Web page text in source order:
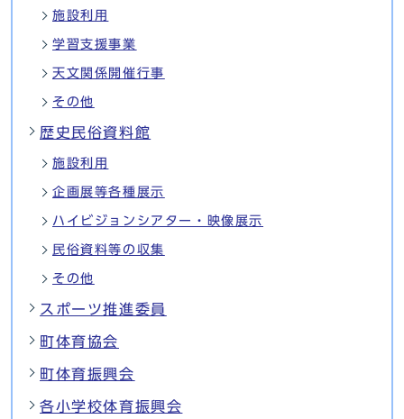
施設利用
学習支援事業
天文関係開催行事
その他
歴史民俗資料館
施設利用
企画展等各種展示
ハイビジョンシアター・映像展示
民俗資料等の収集
その他
スポーツ推進委員
町体育協会
町体育振興会
各小学校体育振興会